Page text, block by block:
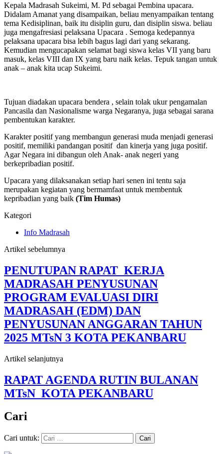
Kepala Madrasah Sukeimi, M. Pd sebagai Pembina upacara.
Didalam Amanat yang disampaikan, beliau menyampaikan tentang
tema Kedisiplinan, baik itu disiplin guru, dan disiplin siswa. beliau
juga mengafresiasi pelaksana Upacara . Semoga kedepannya
pelaksana upacara bisa lebih bagus lagi dari yang sekarang.
Kemudian mengucapakan selamat bagi siswa kelas VII yang baru
masuk, kelas VIII dan IX yang baru naik kelas. Tepuk tangan untuk
anak – anak kita ucap Sukeimi.
Tujuan diadakan upacara bendera , selain tolak ukur pengamalan
Pancasila dan Nasionalisme warga Negaranya, juga sebagai sarana
pembentukan karakter.
Karakter positif yang membangun generasi muda menjadi generasi
positif, memiliki pandangan positif dan kinerja yang juga positif.
Agar Negara ini dibangun oleh Anak- anak negeri yang
berkepribadian positif.
Upacara yang dilaksanakan setiap hari senen ini tentu saja
merupakan kegiatan yang bermamfaat untuk membentuk
kepribadian yang baik (Tim Humas)
Kategori
Info Madrasah
Artikel sebelumnya
PENUTUPAN RAPAT KERJA
MADRASAH PENYUSUNAN
PROGRAM EVALUASI DIRI
MADRASAH (EDM) DAN
PENYUSUNAN ANGGARAN TAHUN
2025 MTsN 3 KOTA PEKANBARU
Artikel selanjutnya
RAPAT AGENDA RUTIN BULANAN
MTsN KOTA PEKANBARU
Cari
Cari untuk: